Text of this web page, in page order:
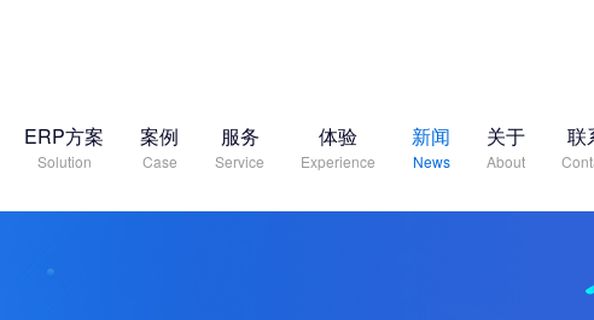
ERP方案
Solution
案例
Case
服务
Service
体验
Experience
新闻
News
关于
About
联